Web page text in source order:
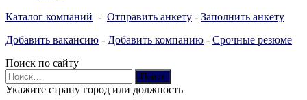
Каталог компаний - Отправить анкету - Заполнить анкету
Добавить вакансию - Добавить компанию - Срочные резюме
Поиск по сайту
Найти:
Укажите страну город или должность